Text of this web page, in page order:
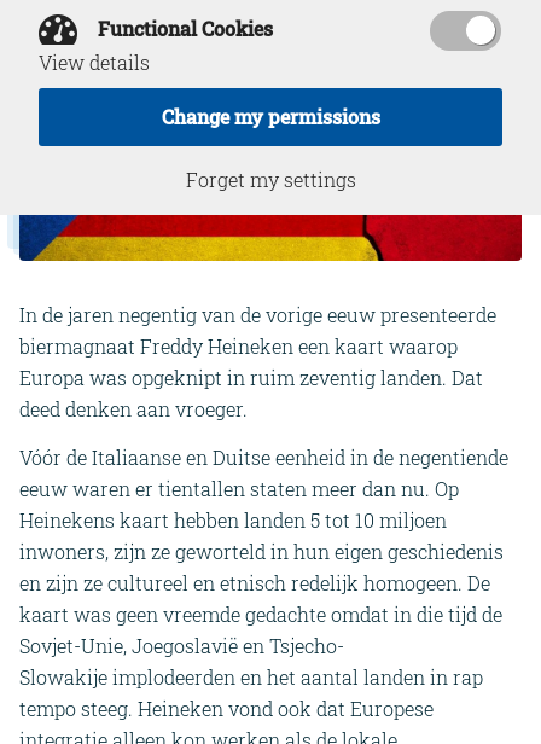
In de jaren negentig van de vorige eeuw presenteerde
biermagnaat Freddy Heineken een kaart waarop
Europa was opgeknipt in ruim zeventig landen. Dat
deed denken aan vroeger.
Vóór de Italiaanse en Duitse eenheid in de negentiende
eeuw waren er tientallen staten meer dan nu. Op
Heinekens kaart hebben landen 5 tot 10 miljoen
inwoners, zijn ze geworteld in hun eigen geschiedenis
en zijn ze cultureel en etnisch redelijk homogeen. De
kaart was geen vreemde gedachte omdat in die tijd de
Sovjet-Unie, Joegoslavië en Tsjecho-
Slowakije implodeerden en het aantal landen in rap
tempo steeg. Heineken vond ook dat Europese
Functional Cookies
View details
Change my permissions
Forget my settings